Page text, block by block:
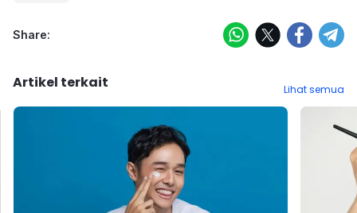
Share:
Artikel terkait Lihat semua